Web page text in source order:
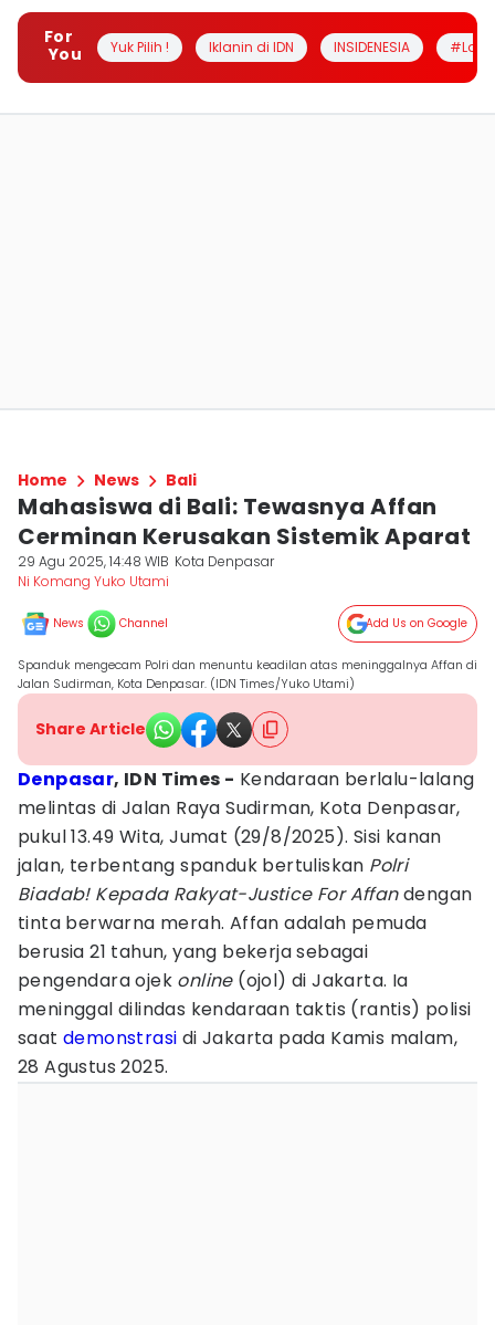
For
You
Yuk Pilih ! Iklanin di IDN INSIDENESIA
Home News Bali
Mahasiswa di Bali: Tewasnya Affan
Cerminan Kerusakan Sistemik Aparat
29 Agu 2025, 14:48 WIB Kota Denpasar
Ni Komang Yuko Utami
News Channel Add Us on Google
Spanduk mengecam Polri dan menuntu keadilan atas meninggalnya Affan di
Jalan Sudirman, Kota Denpasar. (IDN Times/Yuko Utami)
Share Article
Denpasar, IDN Times - Kendaraan berlalu-lalang
melintas di Jalan Raya Sudirman, Kota Denpasar,
pukul 13.49 Wita, Jumat (29/8/2025). Sisi kanan
jalan, terbentang spanduk bertuliskan Polri
Biadab! Kepada Rakyat-Justice For Affandengan
tinta berwarna merah. Affan adalah pemuda
berusia 21 tahun, yang bekerja sebagai
pengendara ojek online (ojol) di Jakarta. Ia
meninggal dilindas kendaraan taktis (rantis) polisi
saat demonstrasi di Jakarta pada Kamis malam,
28 Agustus 2025.